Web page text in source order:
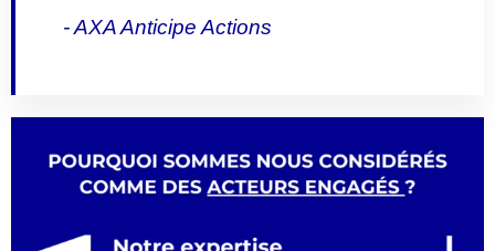
- AXA Anticipe Actions